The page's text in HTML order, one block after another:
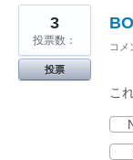
2
っ
た
3
投票数：
投票
コメ
こ